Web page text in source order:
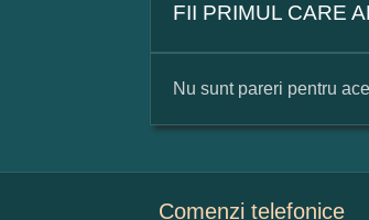
FII PRIMUL CARE
Numele
Nu sunt pareri pentru
Comenzi telefonice